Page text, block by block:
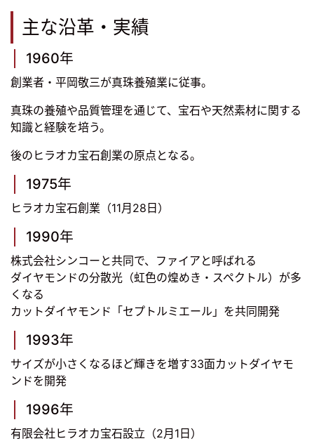
主な沿革・実績
1960年
創業者・平岡敬三が真珠養殖業に従事。
真珠の養殖や品質管理を通じて、宝石や天然素材に関する
知識と経験を培う。
後のヒラオカ宝石創業の原点となる。
1975年
ヒラオカ宝石創業（11月28日）
1990年
株式会社シンコーと共同で、ファイアと呼ばれる
ダイヤモンドの分散光（虹色の煌めき・スペクトル）が多
くなる
カットダイヤモンド「セプトルミエール」を共同開発
1993年
サイズが小さくなるほど輝きを増す33面カットダイヤモ
ンドを開発
1996年
有限会社ヒラオカ宝石設立（2月1日）